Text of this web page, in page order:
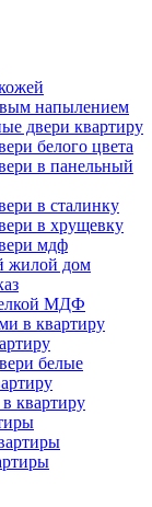
напылением
двери квартиру
белого цвета
в панельный
в сталинку
в хрущевку
мдф
жилой дом
МДФ
в квартиру
белые
квартиру